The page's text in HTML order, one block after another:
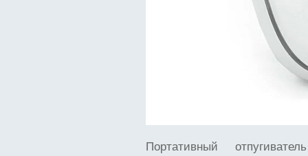
Портативный